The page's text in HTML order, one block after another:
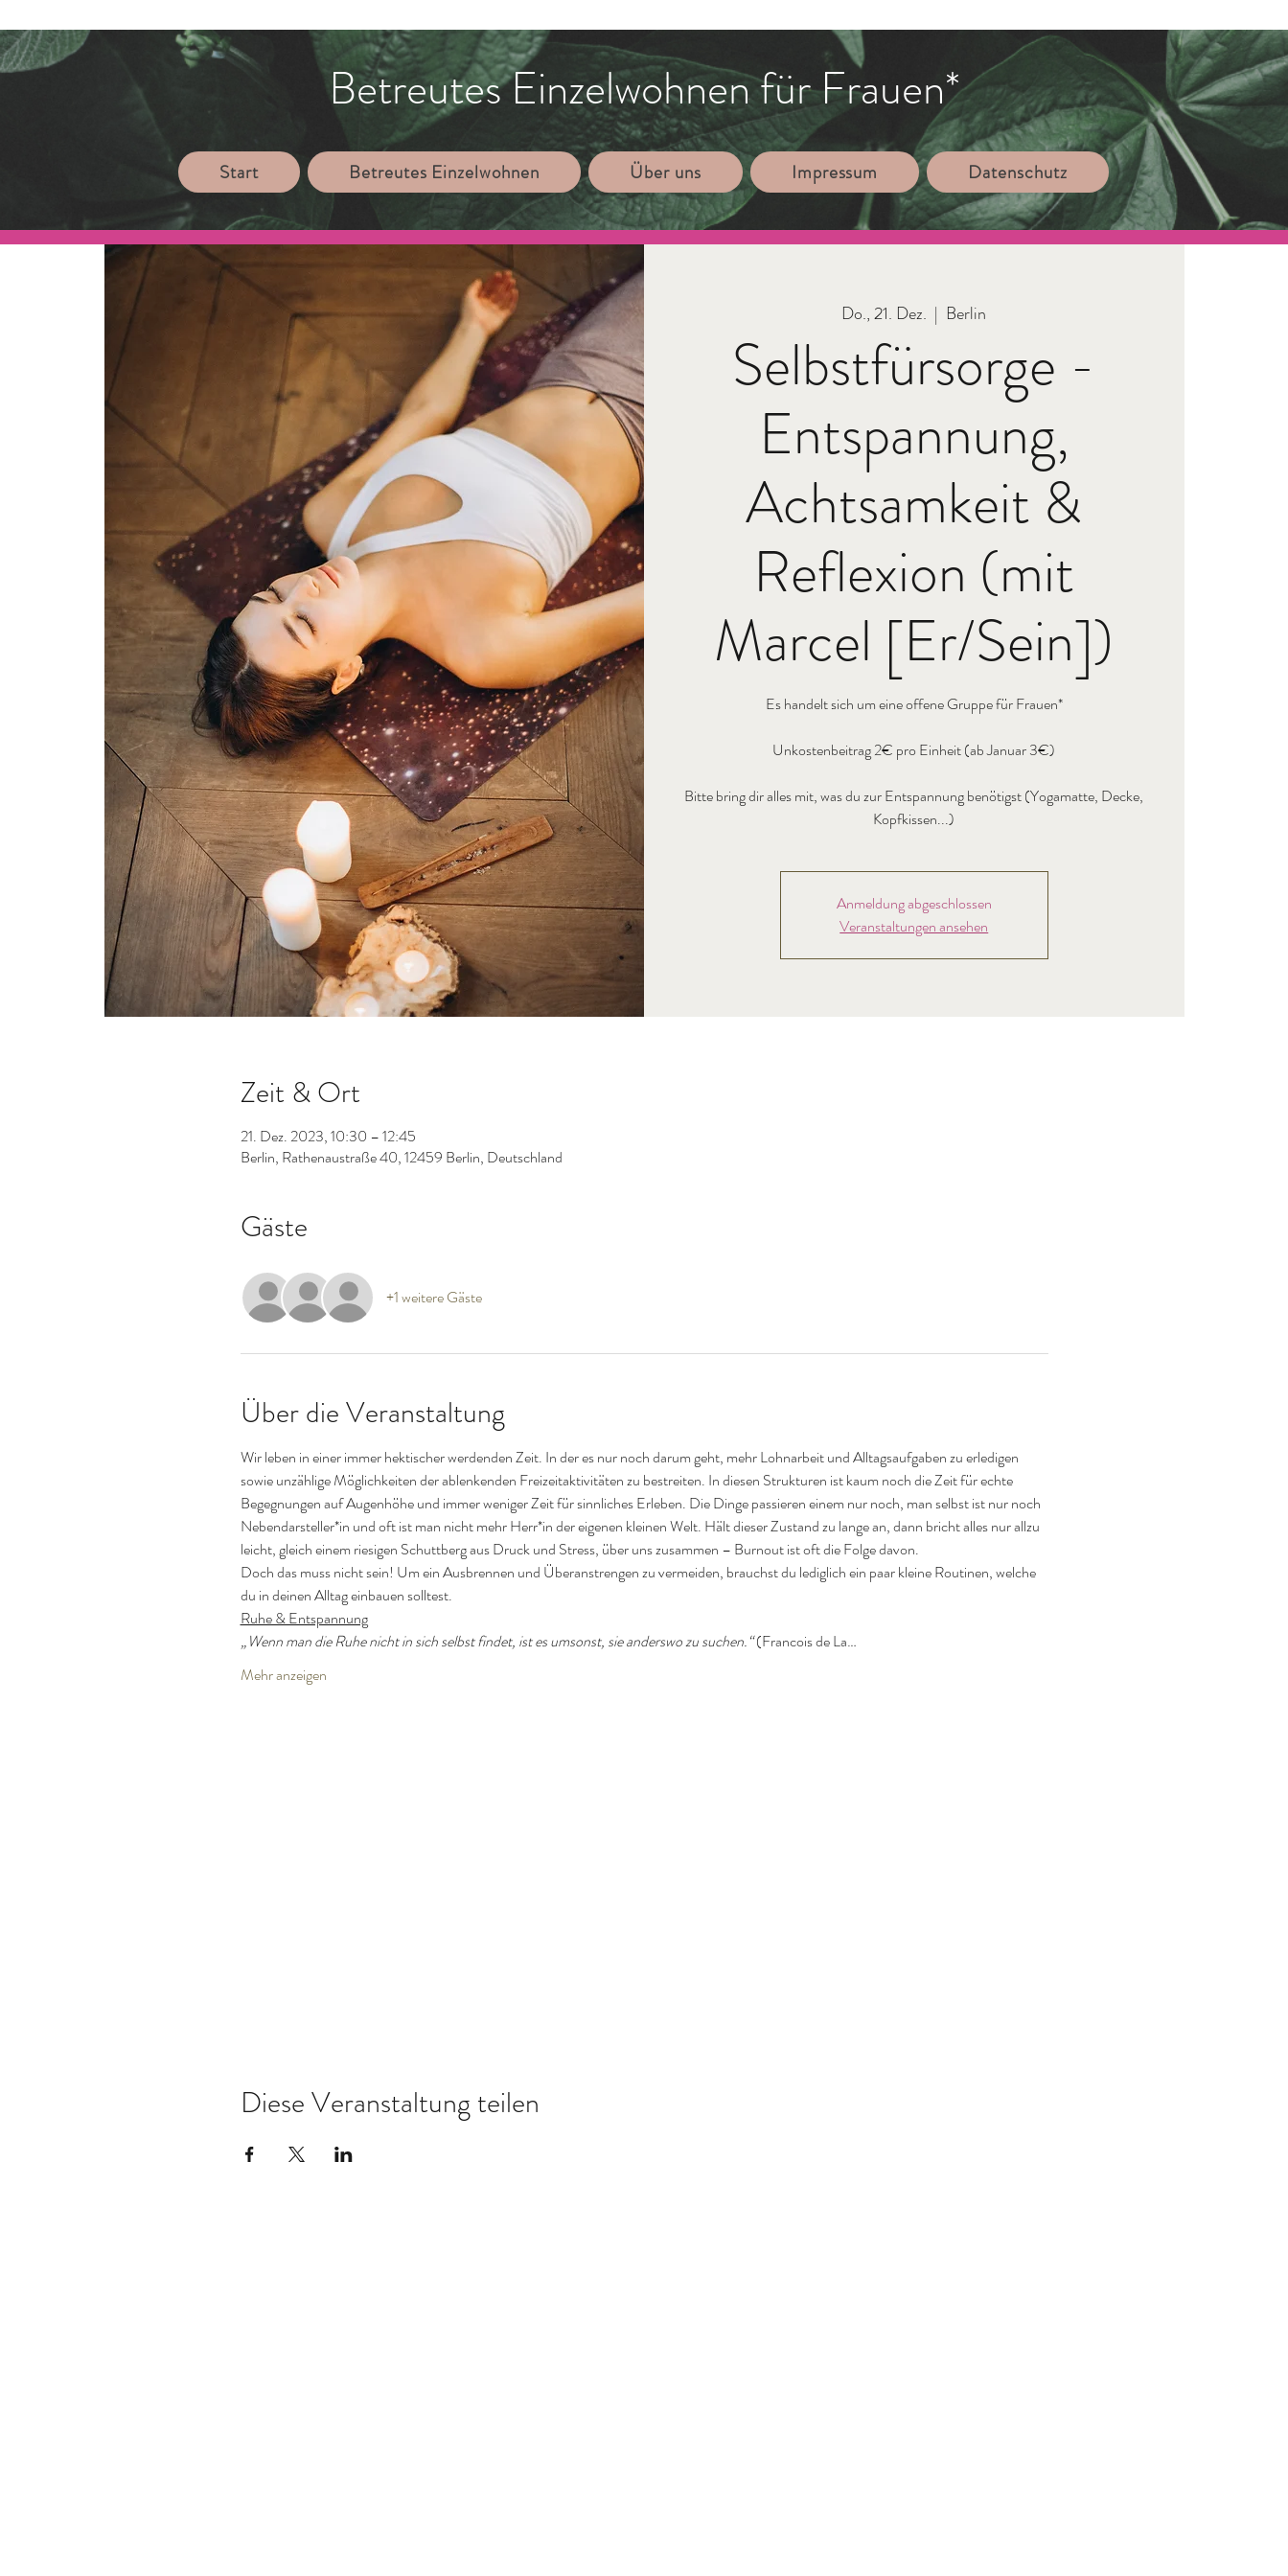
Betreutes Einzelwohnen für Frauen*
Start Betreutes Einzelwohnen Über uns Impressum Datenschutz
Do., 21. Dez.
  |
Berlin
Selbstfürsorge -
Entspannung,
Achtsamkeit &
Reflexion (mit
Marcel [Er/Sein])
Es handelt sich um eine offene Gruppe für Frauen*
Unkostenbeitrag 2€ pro Einheit (ab Januar 3€)
Bitte bring dir alles mit, was du zur Entspannung benötigst (Yogamatte, Decke,
Kopfkissen...)
Anmeldung abgeschlossen
Veranstaltungen ansehen
Zeit & Ort
21. Dez. 2023, 10:30 – 12:45
Berlin, Rathenaustraße 40, 12459 Berlin, Deutschland
Gäste
+1 weitere Gäste
Über die Veranstaltung
Wir leben in einer immer hektischer werdenden Zeit. In der es nur noch darum geht, mehr Lohnarbeit und Alltagsaufgaben zu erledigen
sowie unzählige Möglichkeiten der ablenkenden Freizeitaktivitäten zu bestreiten. In diesen Strukturen ist kaum noch die Zeit für echte
Begegnungen auf Augenhöhe und immer weniger Zeit für sinnliches Erleben. Die Dinge passieren einem nur noch, man selbst ist nur noch
Nebendarsteller*in und oft ist man nicht mehr Herr*in der eigenen kleinen Welt. Hält dieser Zustand zu lange an, dann bricht alles nur allzu
leicht, gleich einem riesigen Schuttberg aus Druck und Stress, über uns zusammen – Burnout ist oft die Folge davon.
Doch das muss nicht sein! Um ein Ausbrennen und Überanstrengen zu vermeiden, brauchst du lediglich ein paar kleine Routinen, welche
du in deinen Alltag einbauen solltest.
Ruhe & Entspannung
„Wenn man die Ruhe nicht in sich selbst findet, ist es umsonst, sie anderswo zu suchen.“ (Francois de La…
Mehr anzeigen
Diese Veranstaltung teilen